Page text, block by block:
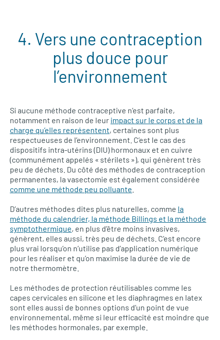
4. Vers une contraception
plus douce pour
l’environnement
Si aucune méthode contraceptive n’est parfaite,
notamment en raison de leur impact sur le corps et de la
charge qu’elles représentent, certaines sont plus
respectueuses de l’environnement. C’est le cas des
dispositifs intra-utérins (DIU) hormonaux et en cuivre
(communément appelés « stérilets »), qui génèrent très
peu de déchets. Du côté des méthodes de contraception
permanentes, la vasectomie est également considérée
comme une méthode peu polluante
D’autres méthodes dites plus naturelles, comme la
méthode du calendrier, la méthode Billings et la méthode
symptothermique, en plus d’être moins invasives,
génèrent, elles aussi, très peu de déchets. C’est encore
plus vrai lorsqu’on n’utilise pas d’application numérique
pour les réaliser et qu’on maximise la durée de vie de
notre thermomètre.
Les méthodes de protection réutilisables comme les
capes cervicales en silicone et les diaphragmes en latex
sont elles aussi de bonnes options d’un point de vue
environnemental, même si leur efficacité est moindre que
les méthodes hormonales, par exemple.